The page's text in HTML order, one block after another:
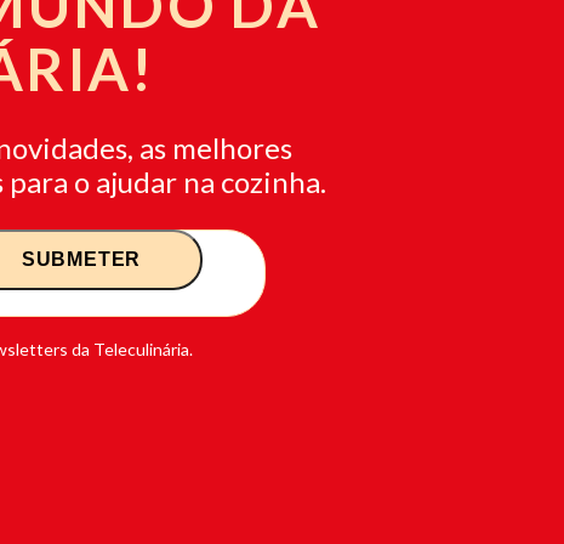
as melhores
o ajudar na cozinha.
da Teleculinária.